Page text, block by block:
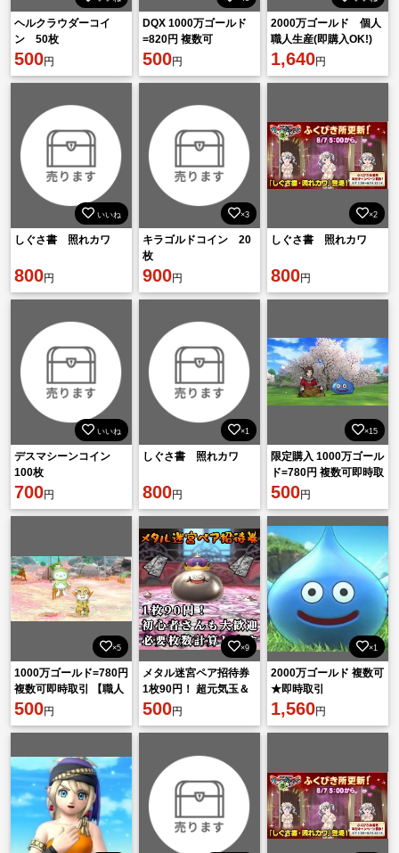
ヘルクラウダーコイ
ン 50枚
500円
DQX 1000万ゴールド
=820円 複数可
500円
2000万ゴールド 個人
職人生産(即購入OK!)
1,640円
いいね
しぐさ書 照れカワ
800円
×3
キラゴルドコイン 20
枚
900円
×2
しぐさ書 照れカワ
800円
いいね
デスマシーンコイン
100枚
700円
×1
しぐさ書 照れカワ
800円
×15
限定購入 1000万ゴール
ド=780円 複数可即時取
引
500円
×5
1000万ゴールド=780円
複数可即時取引 【職人
生産 安全性重視】
500円
×9
メタル迷宮ペア招待券
1枚90円！ 超元気玉＆
香水付き！ 初心者さん
500円
×1
2000万ゴールド 複数可
★即時取引
1,560円